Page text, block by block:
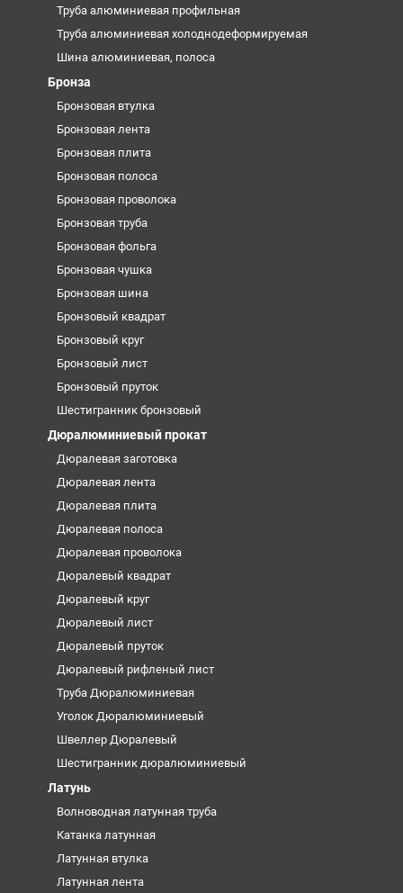
Труба алюминиевая профильная
Труба алюминиевая холоднодеформируемая
Шина алюминиевая, полоса
Бронза
Бронзовая втулка
Бронзовая лента
Бронзовая плита
Бронзовая полоса
Бронзовая проволока
Бронзовая труба
Бронзовая фольга
Бронзовая чушка
Бронзовая шина
Бронзовый квадрат
Бронзовый круг
Бронзовый лист
Бронзовый пруток
Шестигранник бронзовый
Дюралюминиевый прокат
Дюралевая заготовка
Дюралевая лента
Дюралевая плита
Дюралевая полоса
Дюралевая проволока
Дюралевый квадрат
Дюралевый круг
Дюралевый лист
Дюралевый пруток
Дюралевый рифленый лист
Труба Дюралюминиевая
Уголок Дюралюминиевый
Швеллер Дюралевый
Шестигранник дюралюминиевый
Латунь
Волноводная латунная труба
Катанка латунная
Латунная втулка
Латунная лента